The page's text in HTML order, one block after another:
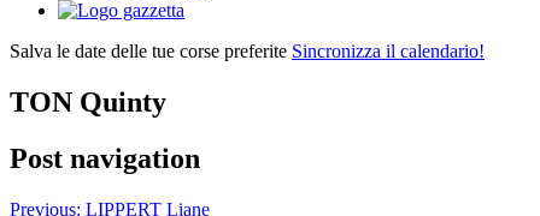
Salva le date delle tue corse preferite Sincronizza il calendario!
TON Quinty
Post navigation
Previous: LIPPERT Liane